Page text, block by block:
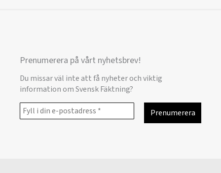
Prenumerera på vårt nyhetsbrev!
Du missar väl inte att få nyheter och viktig
information om Svensk Fäktning?